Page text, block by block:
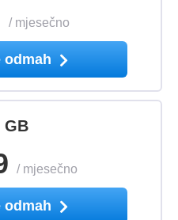
/ mjesečno
odmah
GB
/ mjesečno
odmah